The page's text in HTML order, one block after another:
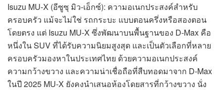
Isuzu MU-X (อีซูซุ มิว-เอ็กซ์): ความอเนกประสงค์สำหรับ
ครอบครัว แม้จะไม่ใช่ รถกระบะ แบบตอนครึ่งหรือสองตอน
โดยตรง แต่ Isuzu MU-X ซึ่งพัฒนาบนพื้นฐานของ D-Max คือ
หนึ่งใน SUV ที่ได้รับความนิยมสูงสุด และเป็นตัวเลือกที่หลาย
ครอบครัวมองหาในประเทศไทย ด้วยความอเนกประสงค์
ความกว้างขวาง และความน่าเชื่อถือที่สืบทอดมาจาก D-Max
ในปี 2025 MU-X ยังคงนำเสนอห้องโดยสารที่กว้างขวาง นั่ง